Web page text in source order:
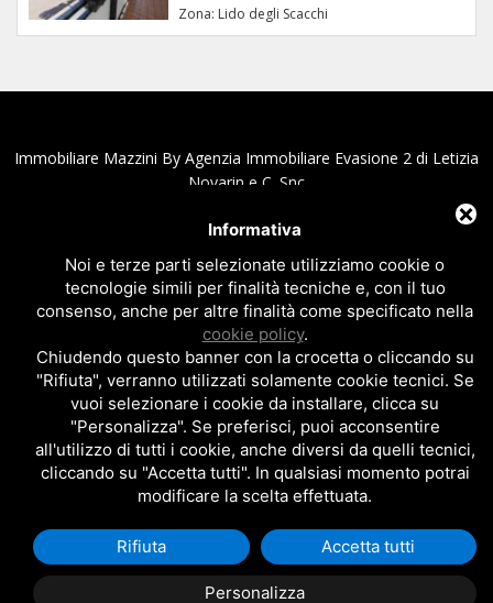
Zona: Lido degli Scacchi
Immobiliare Mazzini By Agenzia Immobiliare Evasione 2 di Letizia
Novarin e C. Snc
Affitti e Vendite appartamenti, villette, case vacanze fronte
mare al Lido di Pomposa e Scacchi
Via Mare Adriatico, 9 - 44020 Lido di Pomposa - Comacchio (Fe) Italy
C.F. e P.IVA 01894670387 - Numero REA:FE - 207643
Tel.+39 0533.381937 - Fax.+39 0533.388231 - Email
info@immobiliaremazzini.it|info@immobiliareevasione.it
Privacy policy|Cookie policy|Note legali
Sito realizzato daTopsuimotori
Informativa
Noi e terze parti selezionate utilizziamo cookie o
tecnologie simili per finalità tecniche e, con il tuo
consenso, anche per altre finalità come specificato nella
cookie policy.
Chiudendo questo banner con la crocetta o cliccando su
"Rifiuta", verranno utilizzati solamente cookie tecnici. Se
vuoi selezionare i cookie da installare, clicca su
"Personalizza". Se preferisci, puoi acconsentire
all'utilizzo di tutti i cookie, anche diversi da quelli tecnici,
cliccando su "Accetta tutti". In qualsiasi momento potrai
modificare la scelta effettuata.
Personalizza
Rifiuta Accetta tutti